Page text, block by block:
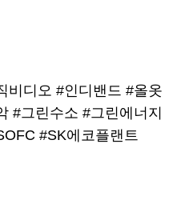
비디오 #인디밴드 #올옷
#그린수소 #그린에너지
#SK에코플랜트